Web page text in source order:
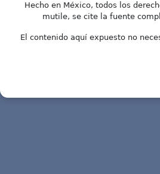
Hecho en México, todos los
mutile, se cite la fuente
El contenido aquí expuesto no